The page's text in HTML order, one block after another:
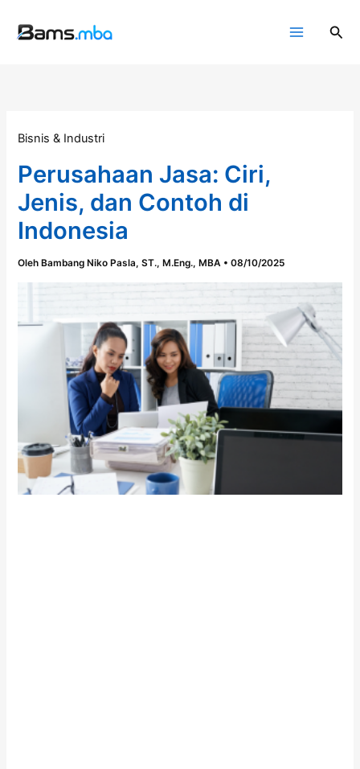
Cari
Bisnis & Industri
Perusahaan Jasa: Ciri,
Jenis, dan Contoh di
Indonesia
Oleh Bambang Niko Pasla, ST., M.Eng., MBA •08/10/2025